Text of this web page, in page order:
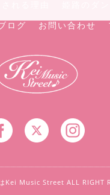
ログ お問い合わせ
Kei Music Street ALL RIGHT